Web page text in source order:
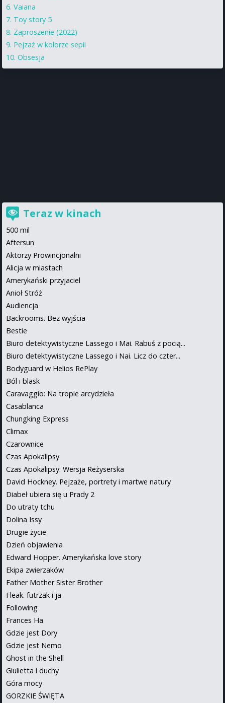
Vaiana
Toy story 5
Zaproszenie (2022)
Pejzaż w kolorze sepii
Obsesja
Teraz w kinach
500 mil
Aftersun
Aktorzy Prowincjonalni
Alicja w miastach
Amerykański przyjaciel
Anioł Stróż
Audiencja
Backrooms. Bez wyjścia
Bestie
Biuro detektywistyczne Lassego i Mai. Rabuś z pocią...
Biuro detektywistyczne Lassego i Nai. Licz do czter...
Bodyguard w Helios RePlay
Ból i blask
Caravaggio: Na tropie arcydzieła
Casablanca
Chungking Express
Climax
Czarownice
Czas Apokalipsy
Czas Apokalipsy: Wersja Reżyserska
David Hockney. Pejzaże, portrety i martwe natury
Diabeł ubiera się u Prady 2
Do utraty tchu
Dolina Issy
Drugie życie
Dzień objawienia
Edward Hopper. Amerykańska love story
Ekipa zwierzaków
Father Mother Sister Brother
Fleak. futrzak i ja
Following
Frances Ha
Gdzie jest Dory
Gdzie jest Nemo
Ghost in the Shell
Giulietta i duchy
Góra mocy
GORZKIE ŚWIĘTA